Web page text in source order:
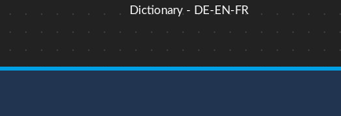
Dictionary - DE-EN-FR